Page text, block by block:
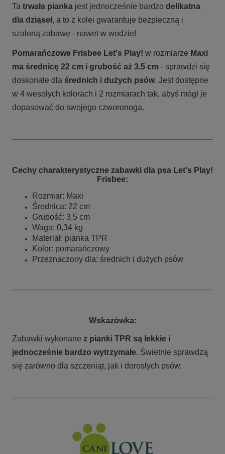
Ta trwała pianka jest jednocześnie bardzo delikatna
dla dziąseł, a to z kolei gwarantuje bezpieczną i
szaloną zabawę - nawet w wodzie!
Pomarańczowe Frisbee Let's Play! w rozmiarze Maxi
ma średnicę 22 cm i grubość aż 3,5 cm - sprawdzi się
doskonale dla średnich i dużych psów. Jest dostępne
w 4 wesołych kolorach i 2 rozmiarach tak, abyś mógł je
dopasować do swojego czworonoga.
Cechy charakterystyczne zabawki dla psa Let's Play!
Frisbee:
Rozmiar: Maxi
Średnica: 22 cm
Grubość: 3,5 cm
Waga: 0,34 kg
Materiał: pianka TPR
Kolor: pomarańczowy
Przeznaczony dla: średnich i dużych psów
Wskazówka:
Zabawki wykonane z pianki TPR są lekkie i
jednocześnie bardzo wytrzymałe. Świetnie sprawdzą
się zarówno dla szczeniąt, jak i dorosłych psów.